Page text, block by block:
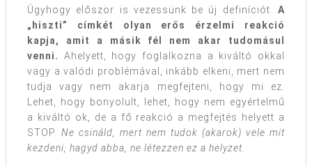
Úgyhogy először is vezessünk be új definíciót. A
„hiszti” címkét olyan erős érzelmi reakció
kapja, amit a másik fél nem akar tudomásul
venni.
Ahelyett, hogy foglalkozna a kiváltó okkal
vagy a valódi problémával, inkább elkeni, mert nem
tudja vagy nem akarja megfejteni, hogy mi ez.
Lehet, hogy bonyolult, lehet, hogy nem egyértelmű
a kiváltó ok, de a fő reakció a megfejtés helyett a
STOP. Ne csináld, mert nem tudok (akarok) vele mit
kezdeni, hagyd abba, ne létezzen ez a helyzet.